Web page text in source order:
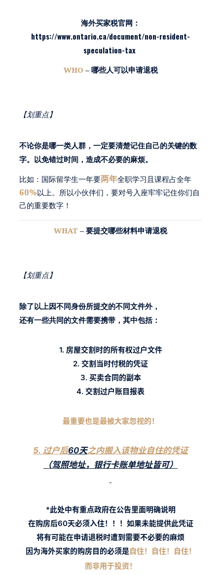
海外买家税官网：
https://www.ontario.ca/document/non-resident-
speculation-tax
WHO – 哪些人可以申请退税
【划重点】
不论你是哪一类人群，一定要清楚记住自己的关键的数
字。以免错过时间，造成不必要的麻烦。
比如： 国际留学生一年要两年全职学习且课程占全年
60%以上。所以小伙伴们，要对号入座牢牢记住你们自
己的重要数字！
WHAT – 要提交哪些材料申请退税
【划重点】
除了以上因不同身份所提交的不同文件外，
还有一些共同的文件需要携带，其中包括：
1. 房屋交割时的所有权过户文件
2. 交割当时付税的凭证
3. 买卖合同的副本
4. 交割过户账目报表
最重要也是最被大家忽视的！
5. 过户后60天之内搬入该物业自住的凭证
（驾照地址，银行卡账单地址皆可）
*此处中有重点政府在公告里面明确说明
在购房后60天必须入住！！！如果未能提供此凭证
将有可能在申请退税时遭到需要不必要的麻烦
因为海外买家的购房目的必须是自住！ 自住！
自住！
而非用于投资！